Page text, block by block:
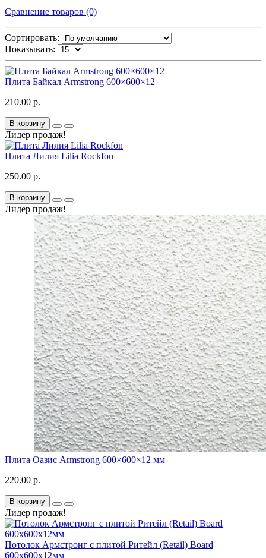
Сравнение товаров (0)
Сортировать:
Показывать:
Плита Байкал Armstrong 600×600×12
210.00 р.
В корзину
Лидер продаж!
Плита Лилия Lilia Rockfon
250.00 р.
В корзину
Лидер продаж!
Плита Оазис Armstrong 600×600×12 мм
220.00 р.
В корзину
Лидер продаж!
Потолок Армстронг с плитой Ритейл (Retail) Board
600х600х12мм